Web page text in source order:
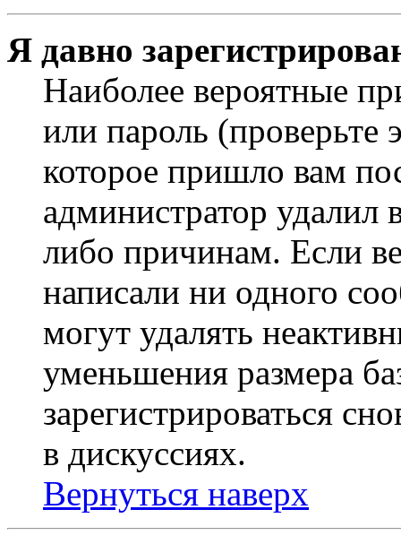
Я давно
Наиболее вероятные
или пароль (проверьте
которое пришло вам
администратор
либо причинам. Если
написали ни одного
могут удалять
уменьшения размера
зарегистрироваться
в дискуссиях.
Вернуться наверх